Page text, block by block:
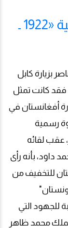
العلاقات المصرية ـ الأفغانية «1922 ـ
بزيارة كابل
زيارة تاريخية؛ فقد كانت تمثل
أفغانستان في
رسمية
عقب لقائه
داود، بأنه رأى
للتخفيف من
للجهود التي
محمد ظاهر